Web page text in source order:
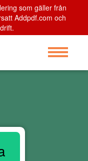
som gäller från
Addpdf.com och